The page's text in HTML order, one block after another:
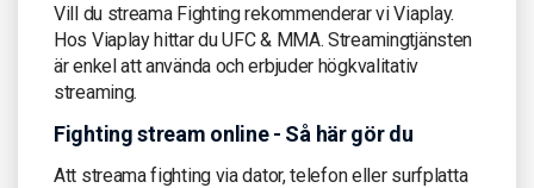
Vill du streama Fighting rekommenderar vi Viaplay.
Hos Viaplay hittar du UFC & MMA. Streamingtjänsten
är enkel att använda och erbjuder högkvalitativ
streaming.
Fighting stream online - Så här gör du
Att streama fighting via dator, telefon eller surfplatta